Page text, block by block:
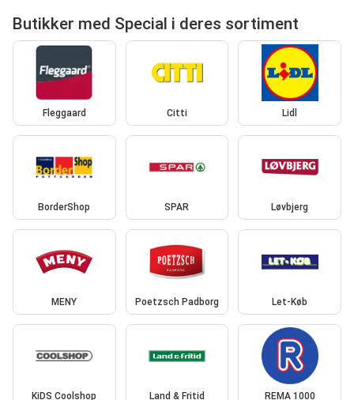
Butikker med Special i deres sortiment
Fleggaard Citti Lidl
BorderShop SPAR Løvbjerg
MENY Poetzsch Padborg Let-Køb
KiDS Coolshop Land & Fritid REMA 1000